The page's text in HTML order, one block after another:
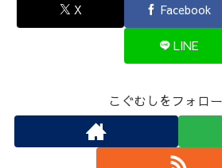
X Facebook
LINE
こぐむしをフォロ